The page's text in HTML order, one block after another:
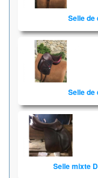
Selle de
Selle de
Selle mixte